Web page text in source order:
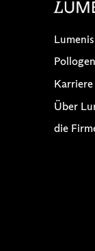
Pollogen
Karriere
Über
die